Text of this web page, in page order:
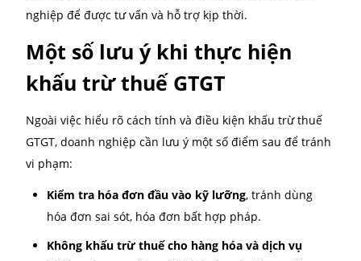
nộp
Việc tính thuế GTGT thực chất không phức tạp nếu
doanh nghiệp hiểu đúng bản chất và áp dụng đúng
Công thức tính thuế GTGT phải nộp (phương pháp
trừ):
Thuế GTGT phải nộp = Thuế GTGT đầu ra – Thuế